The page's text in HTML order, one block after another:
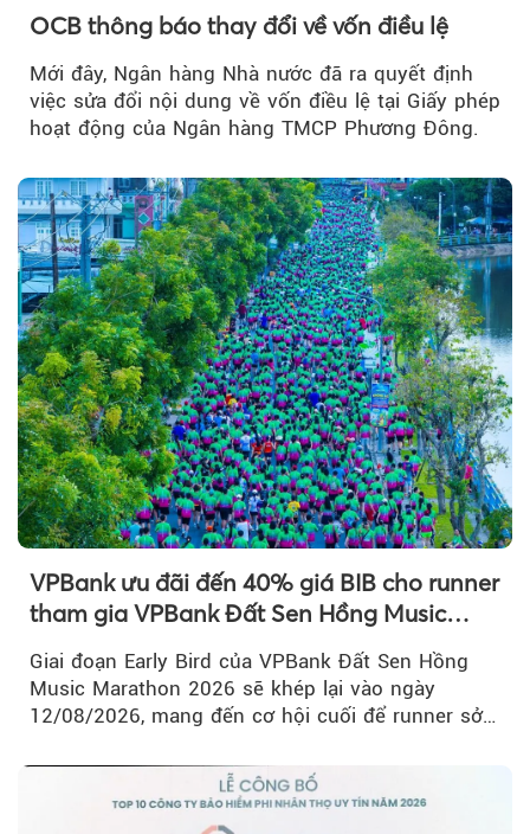
OCB thông báo thay đổi về vốn điều lệ
Mới đây, Ngân hàng Nhà nước đã ra quyết định
việc sửa đổi nội dung về vốn điều lệ tại Giấy phép
hoạt động của Ngân hàng TMCP Phương Đông.
VPBank ưu đãi đến 40% giá BIB cho runner
tham gia VPBank Đất Sen Hồng Music
Giai đoạn Early Bird của VPBank Đất Sen Hồng
Music Marathon 2026 sẽ khép lại vào ngày
12/08/2026, mang đến cơ hội cuối để runner sở